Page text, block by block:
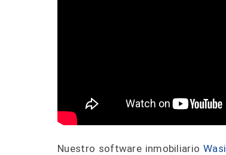
Nuestro software inmobiliario Wasi